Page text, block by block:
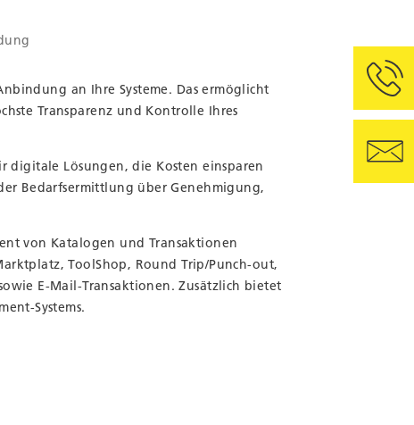
an Ihre Systeme. Das ermöglicht
Transparenz und Kontrolle Ihres
digitale Lösungen, die Kosten einsparen
Bedarfsermittlung über Genehmigung,
von Katalogen und Transaktionen
ToolShop, Round Trip/Punch-out,
E-Mail-Transaktionen. Zusätzlich bietet
Systems.